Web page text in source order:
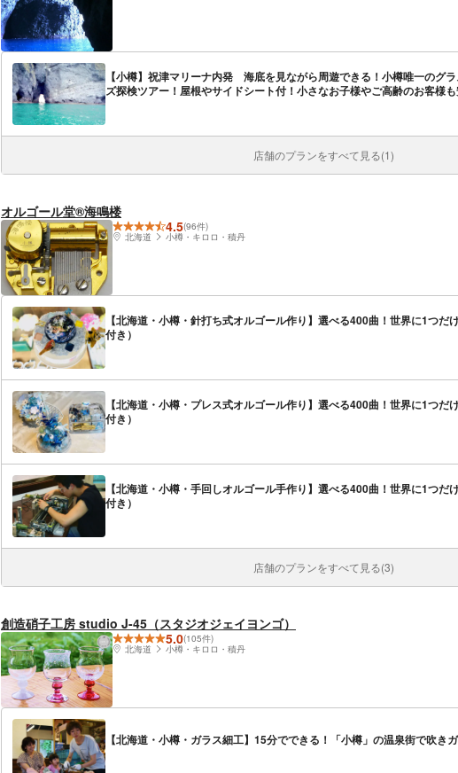
【小樽】祝津マリーナ内発 海底を見ながら周遊できる！小樽唯一のグ
ズ探検ツアー！屋根やサイドシート付！小さなお子様やご高齢のお客様も
店舗のプランをすべて見る(1)
オルゴール堂®海鳴楼
4.5(96件)
北海道
小樽・キロロ・積丹
【北海道・小樽・針打ち式オルゴール作り】選べる400曲！世界に1つだ
付き）
【北海道・小樽・プレス式オルゴール作り】選べる400曲！世界に1つだ
付き）
【北海道・小樽・手回しオルゴール手作り】選べる400曲！世界に1つだ
付き）
店舗のプランをすべて見る(3)
創造硝子工房 studio J-45（スタジオジェイヨンゴ）
5.0(105件)
北海道
小樽・キロロ・積丹
【北海道・小樽・ガラス細工】15分でできる！「小樽」の温泉街で吹き